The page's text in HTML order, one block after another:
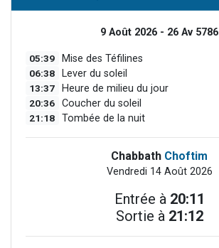
9 Août 2026 - 26 Av 5786
05:39 Mise des Téfilines
06:38 Lever du soleil
13:37 Heure de milieu du jour
20:36 Coucher du soleil
21:18 Tombée de la nuit
Chabbath Choftim
Vendredi 14 Août 2026
Entrée à 20:11
Sortie à 21:12